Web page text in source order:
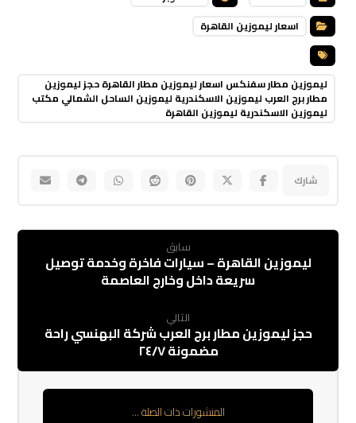
اسعار ليموزين القاهرة
ليموزين مطار سفنكس اسعار ليموزين مطار القاهرة حجز ليموزين
مطار برج العرب ليموزين الاسكندرية ليموزين الساحل الشمالي مكتب
ليموزين الاسكندرية ليموزين القاهرة
سابق
ليموزين القاهرة – سيارات فاخرة وخدمة توصيل
سريعة داخل وخارج العاصمة
التالي
حجز ليموزين مطار برج العرب شركة البهنسي راحة
مضمونة ٢٤/٧
المنشورات ذات الصلة ...